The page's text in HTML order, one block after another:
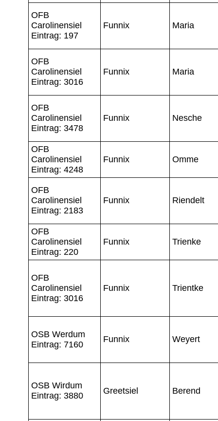
OFB
Carolinensiel
Eintrag: 197
Funnix Maria
OFB
Carolinensiel
Eintrag: 3016
Funnix Maria
OFB
Carolinensiel
Eintrag: 3478
Funnix Nesche
OFB
Carolinensiel
Eintrag: 4248
Funnix Omme
OFB
Carolinensiel
Eintrag: 2183
Funnix Riendelt
OFB
Carolinensiel
Eintrag: 220
Funnix Trienke
OFB
Carolinensiel
Eintrag: 3016
Funnix Trientke
OSB Werdum
Eintrag: 7160
Funnix Weyert
OSB Wirdum
Eintrag: 3880
Greetsiel Berend